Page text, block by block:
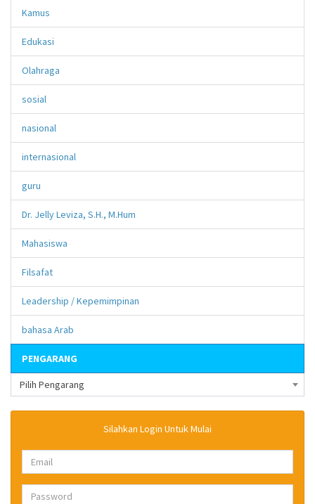
Kamus
Edukasi
Olahraga
sosial
nasional
internasional
guru
Dr. Jelly Leviza, S.H., M.Hum
Mahasiswa
Filsafat
Leadership / Kepemimpinan
bahasa Arab
PENGARANG
Pilih Pengarang
Silahkan Login Untuk Mulai